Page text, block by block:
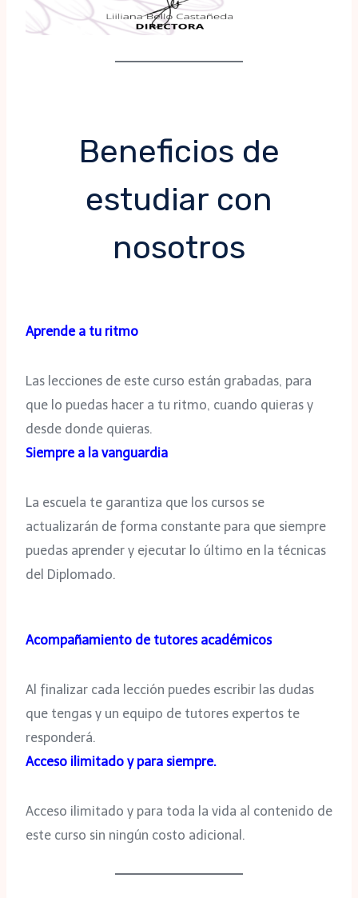
Beneficios de
estudiar con
nosotros
Aprende a tu ritmo
Las lecciones de este curso están grabadas, para
que lo puedas hacer a tu ritmo, cuando quieras y
desde donde quieras.
Siempre a la vanguardia
La escuela te garantiza que los cursos se
actualizarán de forma constante para que siempre
puedas aprender y ejecutar lo último en la técnicas
del Diplomado.
Acompañamiento de tutores académicos
Al finalizar cada lección puedes escribir las dudas
que tengas y un equipo de tutores expertos te
responderá.
Acceso ilimitado y para siempre.
Acceso ilimitado y para toda la vida al contenido de
este curso sin ningún costo adicional.